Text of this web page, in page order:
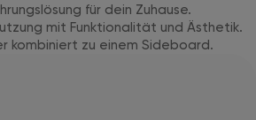
für dein Zuhause.
mit Funktionalität und Ästhetik.
kombiniert zu einem Sideboard.